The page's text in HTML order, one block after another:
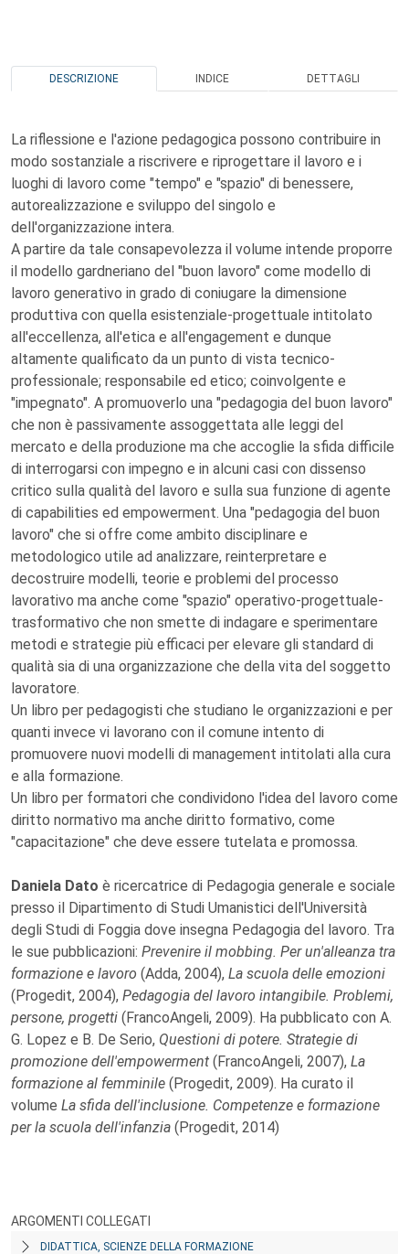
DESCRIZIONE INDICE DETTAGLI
La riflessione e l'azione pedagogica possono contribuire in
modo sostanziale a riscrivere e riprogettare il lavoro e i
luoghi di lavoro come "tempo" e "spazio" di benessere,
autorealizzazione e sviluppo del singolo e
dell'organizzazione intera.
A partire da tale consapevolezza il volume intende proporre
il modello gardneriano del "buon lavoro" come modello di
lavoro generativo in grado di coniugare la dimensione
produttiva con quella esistenziale-progettuale intitolato
all'eccellenza, all'etica e all'engagement e dunque
altamente qualificato da un punto di vista tecnico-
professionale; responsabile ed etico; coinvolgente e
"impegnato". A promuoverlo una "pedagogia del buon lavoro"
che non è passivamente assoggettata alle leggi del
mercato e della produzione ma che accoglie la sfida difficile
di interrogarsi con impegno e in alcuni casi con dissenso
critico sulla qualità del lavoro e sulla sua funzione di agente
di capabilities ed empowerment. Una "pedagogia del buon
lavoro" che si offre come ambito disciplinare e
metodologico utile ad analizzare, reinterpretare e
decostruire modelli, teorie e problemi del processo
lavorativo ma anche come "spazio" operativo-progettuale-
trasformativo che non smette di indagare e sperimentare
metodi e strategie più efficaci per elevare gli standard di
qualità sia di una organizzazione che della vita del soggetto
lavoratore.
Un libro per pedagogisti che studiano le organizzazioni e per
quanti invece vi lavorano con il comune intento di
promuovere nuovi modelli di management intitolati alla cura
e alla formazione.
Un libro per formatori che condividono l'idea del lavoro come
diritto normativo ma anche diritto formativo, come
"capacitazione" che deve essere tutelata e promossa.
Daniela Dato è ricercatrice di Pedagogia generale e sociale
presso il Dipartimento di Studi Umanistici dell'Università
degli Studi di Foggia dove insegna Pedagogia del lavoro. Tra
le sue pubblicazioni: Prevenire il mobbing. Per un'alleanza tra
formazione e lavoro (Adda, 2004), La scuola delle emozioni
(Progedit, 2004), Pedagogia del lavoro intangibile. Problemi,
persone, progetti (FrancoAngeli, 2009). Ha pubblicato con A.
G. Lopez e B. De Serio, Questioni di potere. Strategie di
promozione dell'empowerment (FrancoAngeli, 2007), La
formazione al femminile (Progedit, 2009). Ha curato il
volume La sfida dell'inclusione. Competenze e formazione
per la scuola dell'infanzia (Progedit, 2014)
ARGOMENTI COLLEGATI
DIDATTICA, SCIENZE DELLA FORMAZIONE